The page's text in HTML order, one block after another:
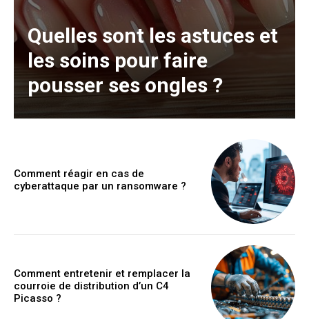
Quelles sont les astuces et
les soins pour faire
pousser ses ongles ?
Comment réagir en cas de
cyberattaque par un ransomware ?
Comment entretenir et remplacer la
courroie de distribution d’un C4
Picasso ?